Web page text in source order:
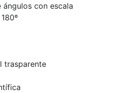
con escala
trasparente